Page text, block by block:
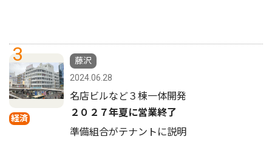
3
経済
藤沢
2024.06.28
名店ビルなど３棟一体開発
２０２７年夏に営業終了
準備組合がテナントに説明